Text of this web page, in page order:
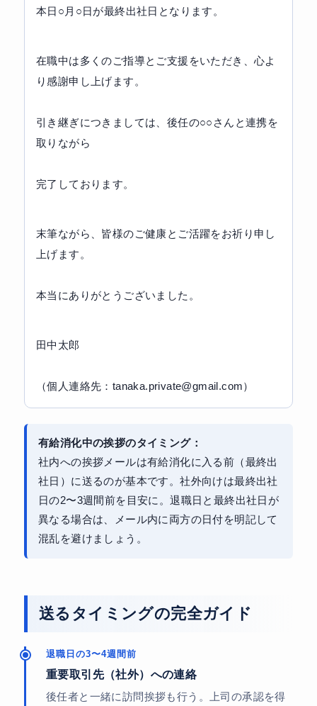
本日○月○日が最終出社日となります。
在職中は多くのご指導とご支援をいただき、心よ
り感謝申し上げます。
引き継ぎにつきましては、後任の○○さんと連携を
取りながら
完了しております。
末筆ながら、皆様のご健康とご活躍をお祈り申し
上げます。
本当にありがとうございました。
田中太郎
（個人連絡先：tanaka.private@gmail.com）
有給消化中の挨拶のタイミング：
社内への挨拶メールは有給消化に入る前（最終出
社日）に送るのが基本です。社外向けは最終出社
日の2〜3週間前を目安に。退職日と最終出社日が
異なる場合は、メール内に両方の日付を明記して
混乱を避けましょう。
送るタイミングの完全ガイド
退職日の3〜4週間前
重要取引先（社外）への連絡
後任者と一緒に訪問挨拶も行う。上司の承認を得